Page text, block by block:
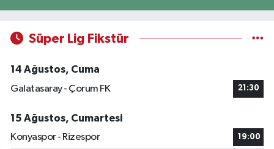
Süper Lig Fikstür
14 Ağustos, Cuma
Galatasaray - Çorum FK
21:30
15 Ağustos, Cumartesi
Konyaspor - Rizespor
19:00